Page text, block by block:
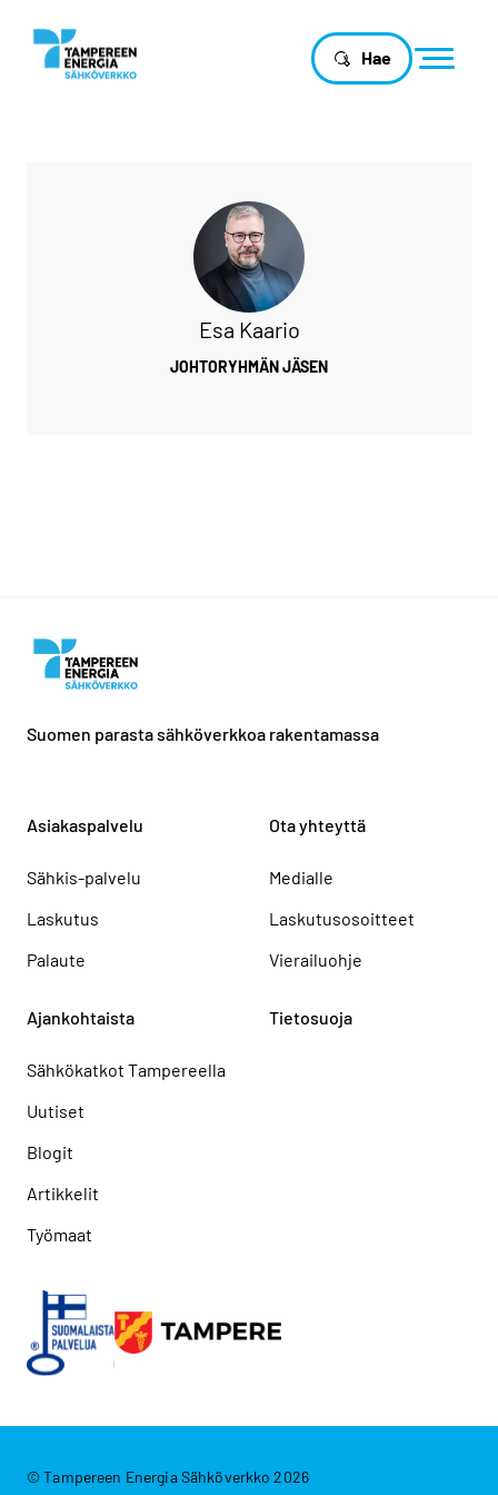
Hae
Esa Kaario
JOHTORYHMÄN JÄSEN
Suomen parasta sähköverkkoa rakentamassa
Asiakaspalvelu
Sähkis-palvelu
Laskutus
Palaute
Ota yhteyttä
Medialle
Laskutusosoitteet
Vierailuohje
Ajankohtaista
Sähkökatkot Tampereella
Uutiset
Blogit
Artikkelit
Työmaat
Tietosuoja
© Tampereen Energia Sähköverkko 2026